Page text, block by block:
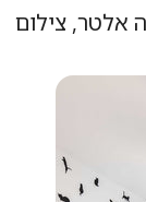
צילום